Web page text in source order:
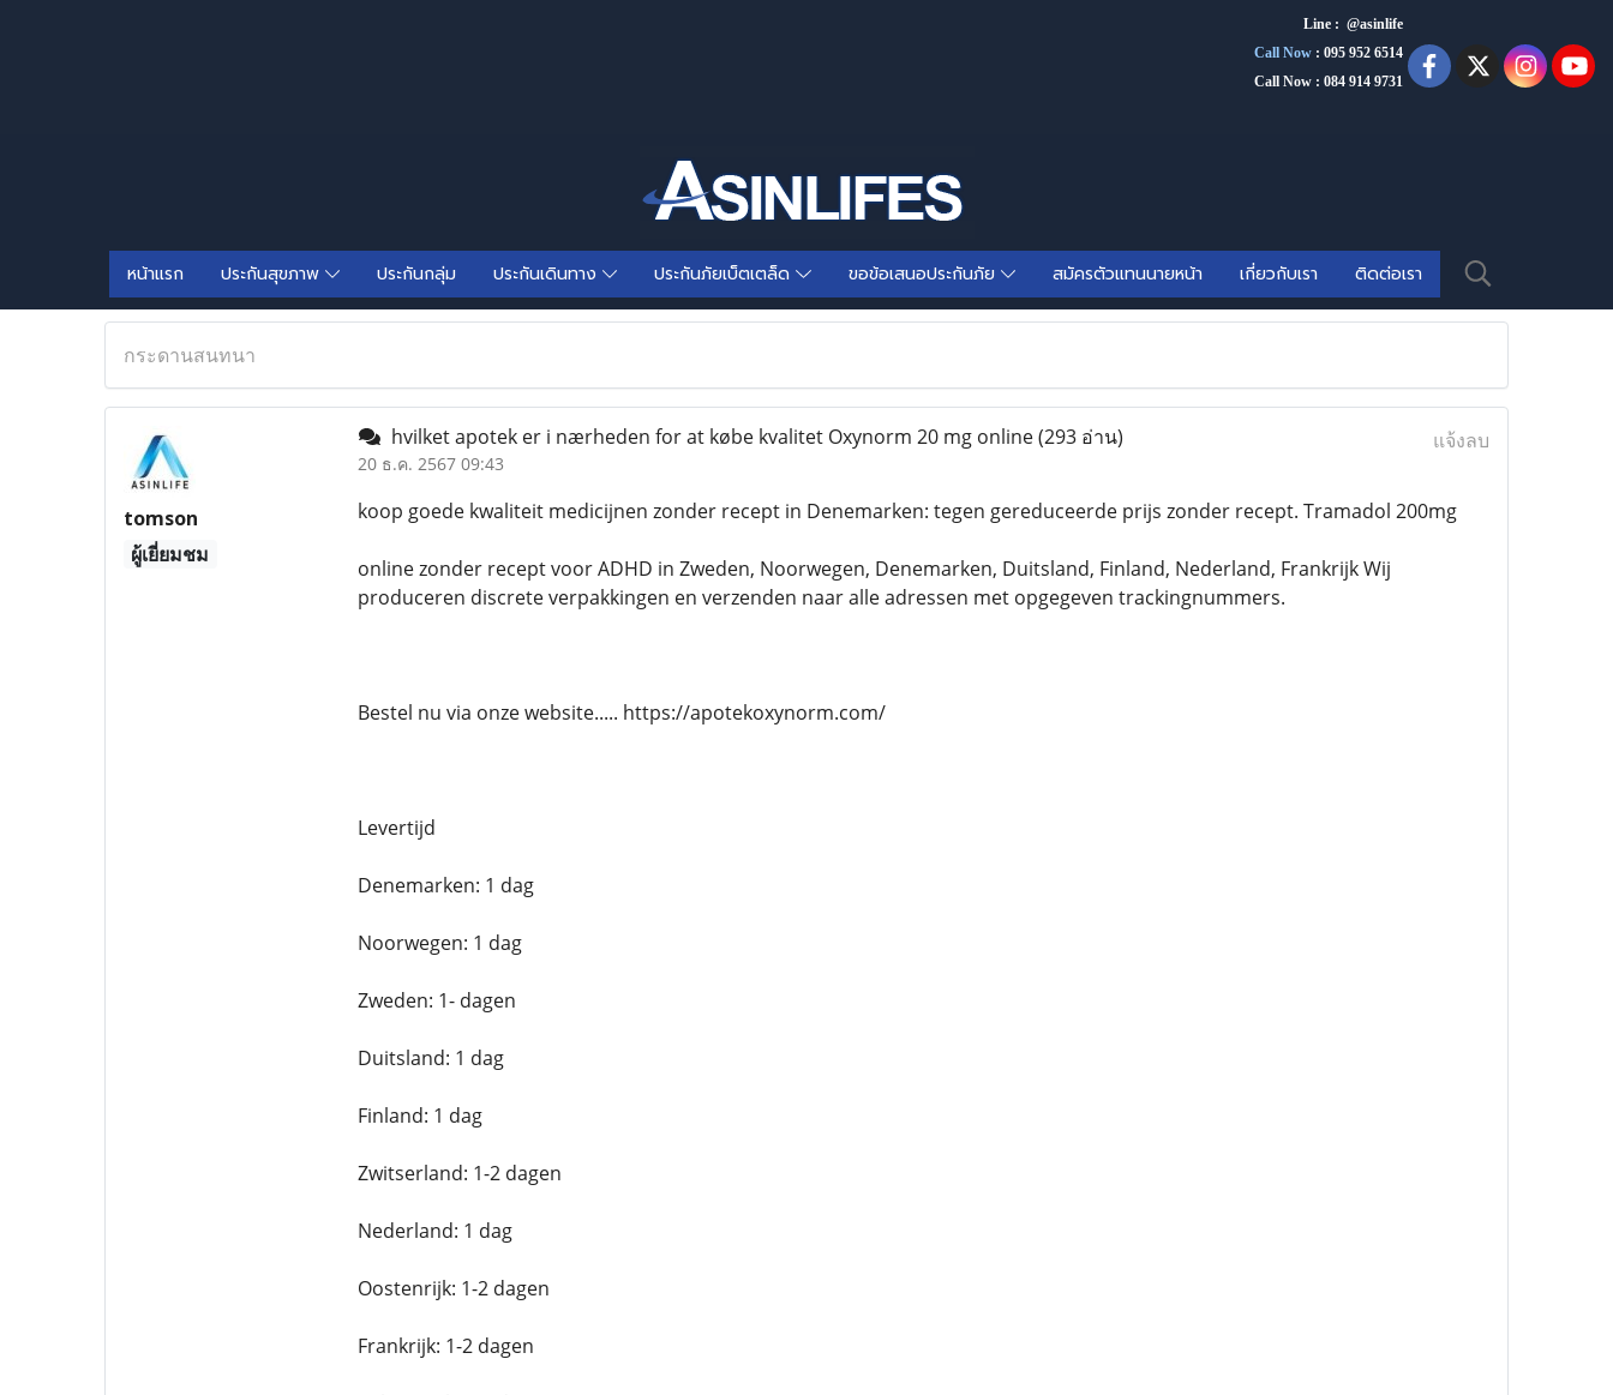
Line : @asinlife
Call Now : 095 952 6514
Call Now : 084 914 9731
หน้าแรก ประกันสุขภาพ ประกันกลุ่ม ประกันเดินทาง ประกันภัยเบ็ตเตล็ด ขอข้อเสนอประกันภัย สมัครตัวแทนนายหน้า เกี่ยวกับเรา ติดต่อเรา
กระดานสนทนา
tomson
ผู้เยี่ยมชม
hvilket apotek er i nærheden for at købe kvalitet Oxynorm 20 mg online(293 อ่าน)
20 ธ.ค. 2567 09:43
แจ้งลบ
koop goede kwaliteit medicijnen zonder recept in Denemarken: tegen gereduceerde prijs zonder recept. Tramadol 200mg
online zonder recept voor ADHD in Zweden, Noorwegen, Denemarken, Duitsland, Finland, Nederland, Frankrijk Wij
produceren discrete verpakkingen en verzenden naar alle adressen met opgegeven trackingnummers.
Bestel nu via onze website..... https://apotekoxynorm.com/
Levertijd
Denemarken: 1 dag
Noorwegen: 1 dag
Zweden: 1- dagen
Duitsland: 1 dag
Finland: 1 dag
Zwitserland: 1-2 dagen
Nederland: 1 dag
Oostenrijk: 1-2 dagen
Frankrijk: 1-2 dagen